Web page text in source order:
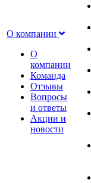
О компании
О
компании
Команда
Отзывы
Вопросы
и ответы
Акции и
новости